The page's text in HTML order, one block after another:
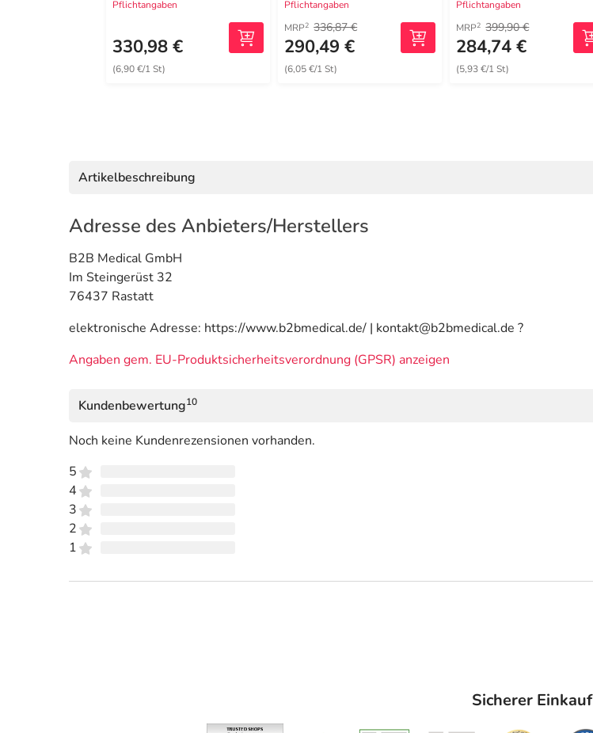
Pflichtangaben
330,98 €
(6,90 €/1 St)
Pflichtangaben
MRP2 336,87 €
290,49 €
(6,05 €/1 St)
Pflichtangaben
MRP2 399,90 €
284,74 €
(5,93 €/1 St)
Artikelbeschreibung
Adresse des Anbieters/Herstellers
B2B Medical GmbH
Im Steingerüst 32
76437 Rastatt
elektronische Adresse: https://www.b2bmedical.de/ | kontakt@b2bmedical.de ?
Angaben gem. EU-Produktsicherheitsverordnung (GPSR) anzeigen
Kundenbewertung10
Noch keine Kundenrezensionen vorhanden.
5
4
3
2
1
Sicherer Einkauf